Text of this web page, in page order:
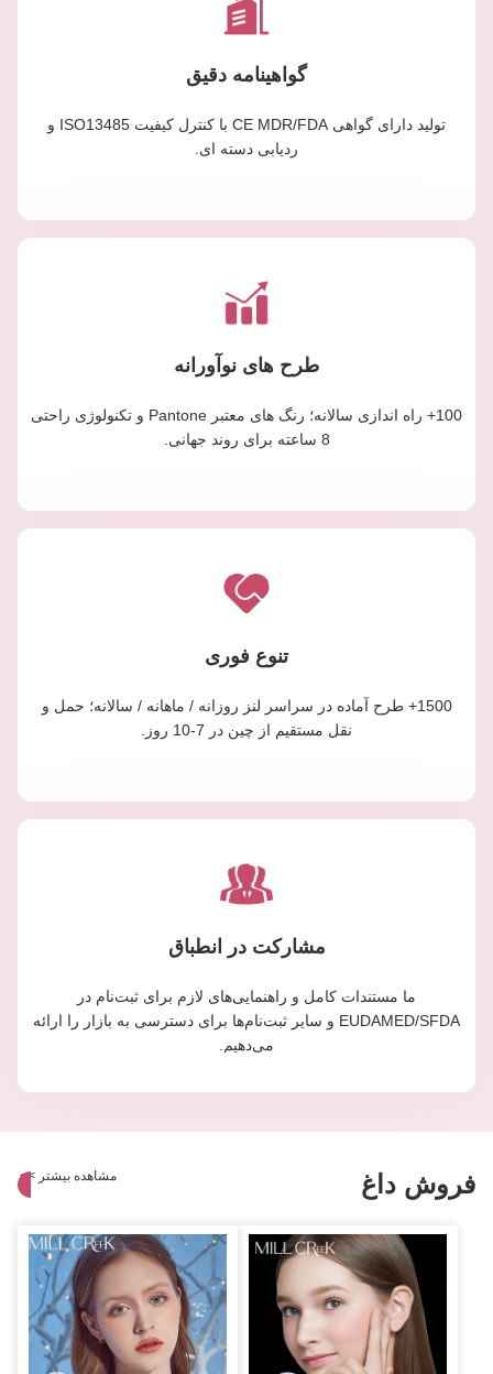
گواهینامه دقیق
تولید دارای گواهی CE MDR/FDA با کنترل کیفیت ISO13485 و
ردیابی دسته ای.
طرح های نوآورانه
100+ راه اندازی سالانه؛ رنگ های معتبر Pantone و تکنولوژی راحتی
8 ساعته برای روند جهانی.
تنوع فوری
1500+ طرح آماده در سراسر لنز روزانه / ماهانه / سالانه؛ حمل و
نقل مستقیم از چین در 7-10 روز.
مشارکت در انطباق
ما مستندات کامل و راهنمایی‌های لازم برای ثبت‌نام در
EUDAMED/SFDA و سایر ثبت‌نام‌ها برای دسترسی به بازار را ارائه
می‌دهیم.
فروش داغ مشاهده بیشتر >
>